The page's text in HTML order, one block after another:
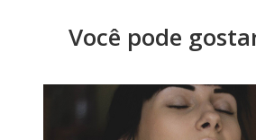
Você pode